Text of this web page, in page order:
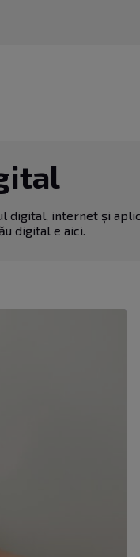
digital, internet și
digital e aici.